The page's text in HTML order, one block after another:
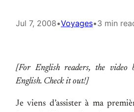
Jul 7, 2008•Voyages•3 min
[For English readers, the
English. Check it out!]
Je viens d’assister à ma